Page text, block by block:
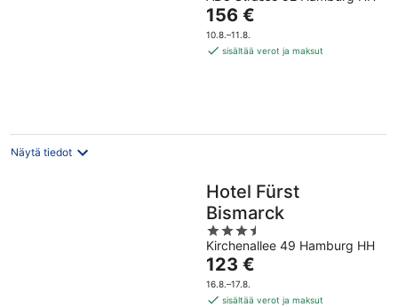
Hinta
on
156 €
156 €
10.8.–11.8.
sisältää verot ja maksut
Näytä tiedot
Hotel Fürst
Bismarck
3.5
out
of
5
Kirchenallee 49 Hamburg HH
Hinta
on
123 €
123 €
16.8.–17.8.
sisältää verot ja maksut